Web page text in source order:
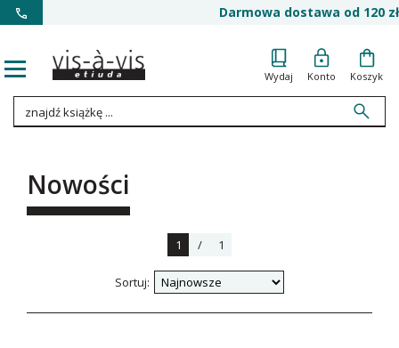
Darmowa dostawa od 120 zł
Wydaj Konto Koszyk
Nowości
1 / 1
Sortuj: